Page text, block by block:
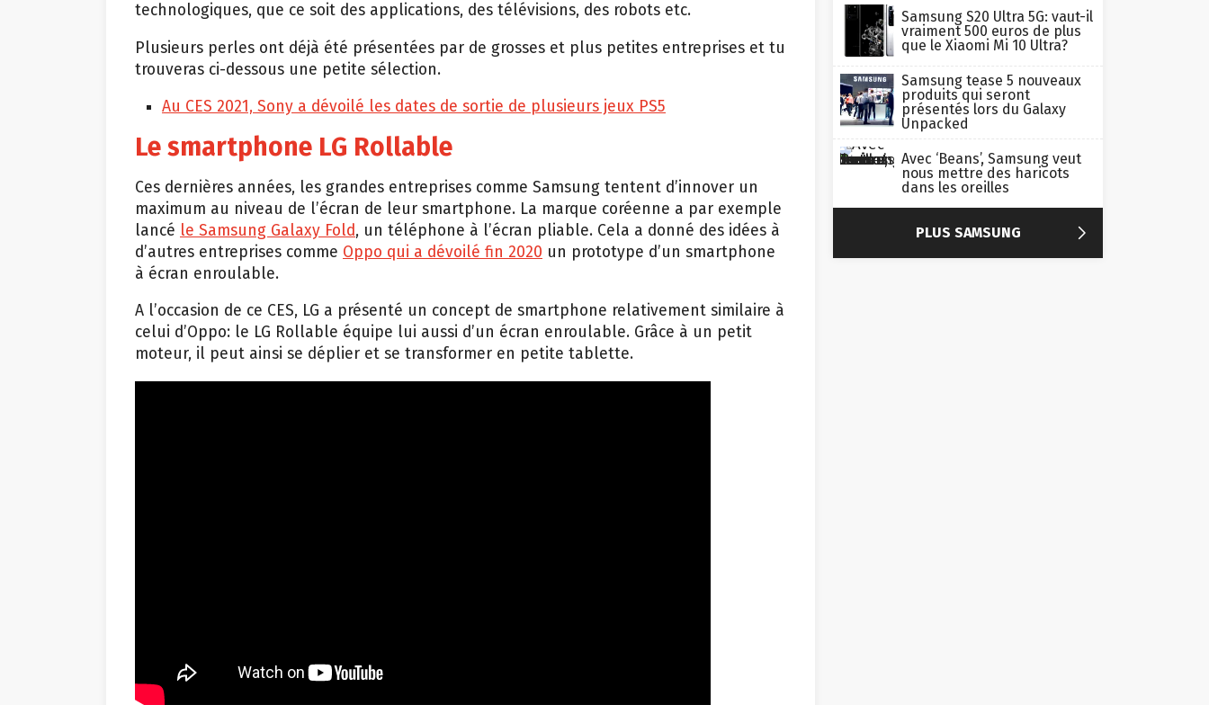
technologiques, que ce soit des applications, des télévisions, des robots etc.
Plusieurs perles ont déjà été présentées par de grosses et plus petites entreprises et tu
trouveras ci-dessous une petite sélection.
Au CES 2021, Sony a dévoilé les dates de sortie de plusieurs jeux PS5
Le smartphone LG Rollable
Ces dernières années, les grandes entreprises comme Samsung tentent d’innover un
maximum au niveau de l’écran de leur smartphone. La marque coréenne a par exemple
lancé le Samsung Galaxy Fold, un téléphone à l’écran pliable. Cela a donné des idées à
d’autres entreprises comme Oppo qui a dévoilé fin 2020 un prototype d’un smartphone
à écran enroulable.
A l’occasion de ce CES, LG a présenté un concept de smartphone relativement similaire à
celui d’Oppo: le LG Rollable équipe lui aussi d’un écran enroulable. Grâce à un petit
moteur, il peut ainsi se déplier et se transformer en petite tablette.
Samsung S20 Ultra 5G: vaut-il
vraiment 500 euros de plus
que le Xiaomi Mi 10 Ultra?
Samsung tease 5 nouveaux
produits qui seront
présentés lors du Galaxy
Unpacked
Avec ‘Beans’, Samsung veut
nous mettre des haricots
dans les oreilles
PLUS SAMSUNG 